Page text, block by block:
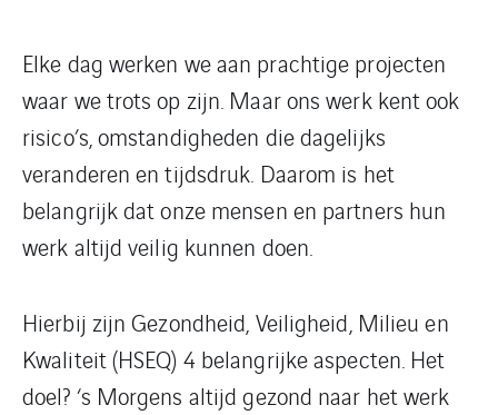
Elke dag werken we aan prachtige projecten
waar we trots op zijn. Maar ons werk kent ook
risico’s, omstandigheden die dagelijks
veranderen en tijdsdruk. Daarom is het
belangrijk dat onze mensen en partners hun
werk altijd veilig kunnen doen.
Hierbij zijn Gezondheid, Veiligheid, Milieu en
Kwaliteit (HSEQ) 4 belangrijke aspecten. Het
doel? ‘s Morgens altijd gezond naar het werk